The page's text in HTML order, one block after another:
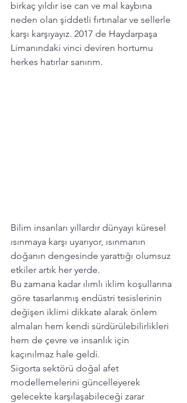
birkaç yıldır ise can ve mal kaybına
neden olan şiddetli fırtınalar ve sellerle
karşı karşıyayız. 2017 de Haydarpaşa
Limanındaki vinci deviren hortumu
herkes hatırlar sanırım.
Bilim insanları yıllardır dünyayı küresel
ısınmaya karşı uyarıyor, ısınmanın
doğanın dengesinde yarattığı olumsuz
etkiler artık her yerde.
Bu zamana kadar ılımlı iklim koşullarına
göre tasarlanmış endüstri tesislerinin
değişen iklimi dikkate alarak önlem
almaları hem kendi sürdürülebilirlikleri
hem de çevre ve insanlık için
kaçınılmaz hale geldi.
Sigorta sektörü doğal afet
modellemelerini güncelleyerek
gelecekte karşılaşabileceği zarar